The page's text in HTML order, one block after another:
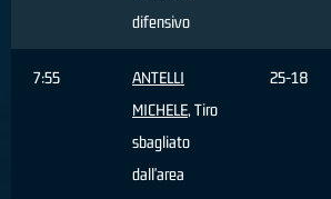
difensivo
7:55
ANTELLI
MICHELE, Tiro
sbagliato
dall'area
25-18